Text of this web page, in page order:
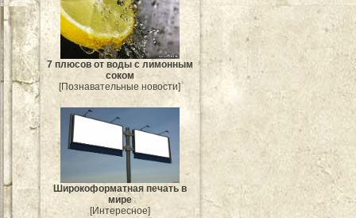
7 плюсов от воды с лимонным
соком
[Познавательные новости]
Широкоформатная печать в
мире
[Интересное]